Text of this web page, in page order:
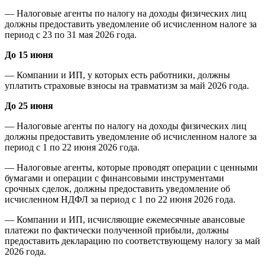
— Налоговые агенты по налогу на доходы физических лиц
должны предоставить уведомление об исчисленном налоге за
период с 23 по 31 мая 2026 года.
До 15 июня
— Компании и ИП, у которых есть работники, должны
уплатить страховые взносы на травматизм за май 2026 года.
До 25 июня
— Налоговые агенты по налогу на доходы физических лиц
должны предоставить уведомление об исчисленном налоге за
период с 1 по 22 июня 2026 года.
— Налоговые агенты, которые проводят операции с ценными
бумагами и операции с финансовыми инструментами
срочных сделок, должны предоставить уведомление об
исчисленном НДФЛ за период с 1 по 22 июня 2026 года.
— Компании и ИП, исчисляющие ежемесячные авансовые
платежи по фактически полученной прибыли, должны
предоставить декларацию по соответствующему налогу за май
2026 года.